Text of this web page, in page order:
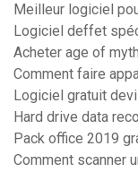
Meilleur logiciel
Logiciel deffet
Acheter age of
Comment faire
Logiciel gratuit
Hard drive data
Pack office 2019
Comment scanner